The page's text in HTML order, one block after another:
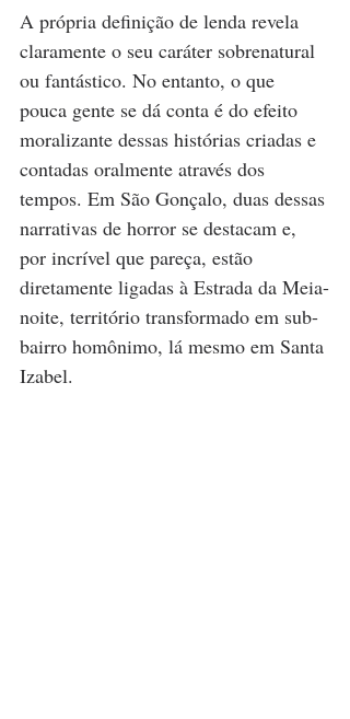
A própria definição de lenda revela
claramente o seu caráter sobrenatural
ou fantástico. No entanto, o que
pouca gente se dá conta é do efeito
moralizante dessas histórias criadas e
contadas oralmente através dos
tempos. Em São Gonçalo, duas dessas
narrativas de horror se destacam e,
por incrível que pareça, estão
diretamente ligadas à Estrada da Meia-
noite, território transformado em sub-
bairro homônimo, lá mesmo em Santa
Izabel.